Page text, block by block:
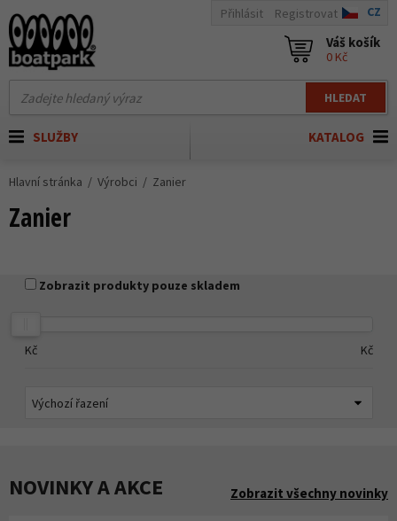
HLEDAT
Přihlásit Registrovat CZ
Váš košík
0 Kč
KATALOG
SLUŽBY
Hlavní stránka Výrobci Zanier
Zanier
Zobrazit produkty pouze skladem
Kč Kč
NOVINKY A AKCE Zobrazit všechny novinky